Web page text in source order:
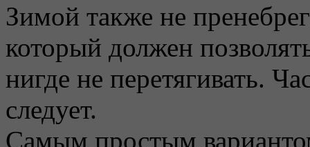
Зимой также не
который должен
нигде не перетягивать.
следует.
Самым простым